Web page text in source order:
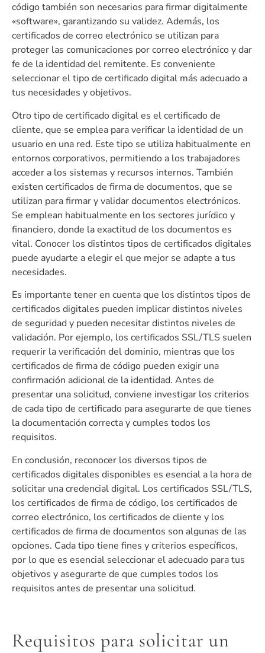
código también son necesarios para firmar digitalmente
«software», garantizando su validez. Además, los
certificados de correo electrónico se utilizan para
proteger las comunicaciones por correo electrónico y dar
fe de la identidad del remitente. Es conveniente
seleccionar el tipo de certificado digital más adecuado a
tus necesidades y objetivos.
Otro tipo de certificado digital es el certificado de
cliente, que se emplea para verificar la identidad de un
usuario en una red. Este tipo se utiliza habitualmente en
entornos corporativos, permitiendo a los trabajadores
acceder a los sistemas y recursos internos. También
existen certificados de firma de documentos, que se
utilizan para firmar y validar documentos electrónicos.
Se emplean habitualmente en los sectores jurídico y
financiero, donde la exactitud de los documentos es
vital. Conocer los distintos tipos de certificados digitales
puede ayudarte a elegir el que mejor se adapte a tus
necesidades.
Es importante tener en cuenta que los distintos tipos de
certificados digitales pueden implicar distintos niveles
de seguridad y pueden necesitar distintos niveles de
validación. Por ejemplo, los certificados SSL/TLS suelen
requerir la verificación del dominio, mientras que los
certificados de firma de código pueden exigir una
confirmación adicional de la identidad. Antes de
presentar una solicitud, conviene investigar los criterios
de cada tipo de certificado para asegurarte de que tienes
la documentación correcta y cumples todos los
requisitos.
En conclusión, reconocer los diversos tipos de
certificados digitales disponibles es esencial a la hora de
solicitar una credencial digital. Los certificados SSL/TLS,
los certificados de firma de código, los certificados de
correo electrónico, los certificados de cliente y los
certificados de firma de documentos son algunas de las
opciones. Cada tipo tiene fines y criterios específicos,
por lo que es esencial seleccionar el adecuado para tus
objetivos y asegurarte de que cumples todos los
requisitos antes de presentar una solicitud.
Requisitos para solicitar un